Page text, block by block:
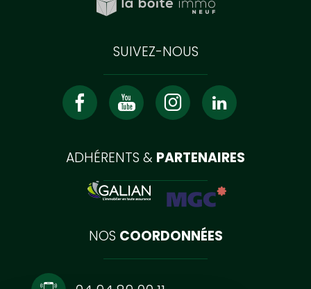
SUIVEZ-NOUS
ADHÉRENTS & PARTENAIRES
NOS COORDONNÉES